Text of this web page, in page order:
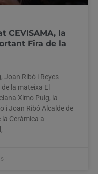
CEVISAMA, la
Fira de la
Joan Ribó i Reyes
la mateixa El
Ximo Puig, la
i Joan Ribó Alcalde de
la Ceràmica a